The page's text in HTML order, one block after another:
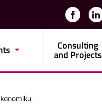
Consulting
and Projects